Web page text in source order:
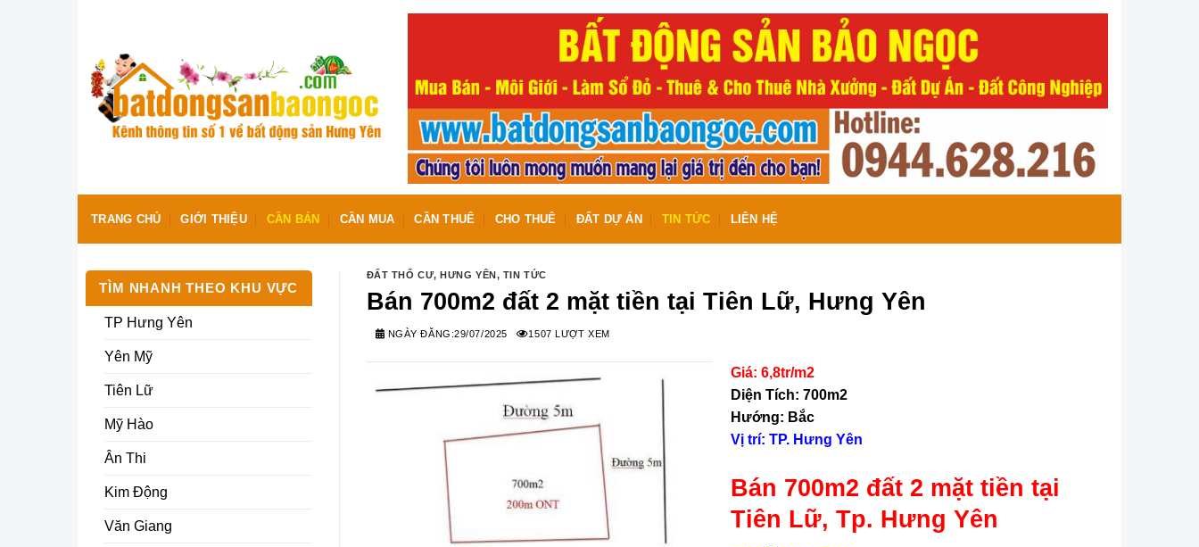
content
TRANG CHỦ GIỚI THIỆU CẦN BÁN CẦN MUA CẦN THUÊ CHO THUÊ ĐẤT DỰ ÁN TIN TỨC LIÊN HỆ
TÌM NHANH THEO KHU VỰC
TP Hưng Yên
Yên Mỹ
Tiên Lữ
Mỹ Hào
Ân Thi
Kim Động
Văn Giang
ĐẤT THỔ CƯ,HƯNG YÊN, TIN TỨC
Bán 700m2 đất 2 mặt tiền tại Tiên Lữ, Hưng Yên
NGÀY ĐĂNG:29/07/2025 1507 LƯỢT XEM
Giá: 6,8tr/m2
Diện Tích: 700m2
Hướng: Bắc
Vị trí: TP. Hưng Yên
Bán 700m2 đất 2 mặt tiền tại
Tiên Lữ, Tp. Hưng Yên